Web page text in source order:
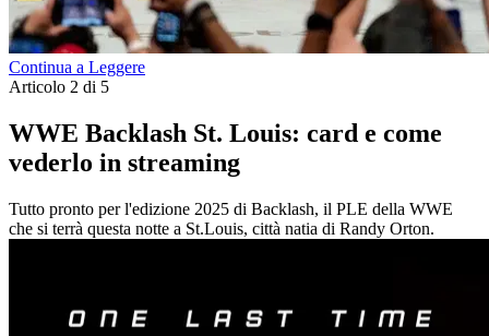
Continua a Leggere
Articolo 2 di 5
WWE Backlash St. Louis: card e come
vederlo in streaming
Tutto pronto per l'edizione 2025 di Backlash, il PLE della WWE
che si terrà questa notte a St.Louis, città natia di Randy Orton.